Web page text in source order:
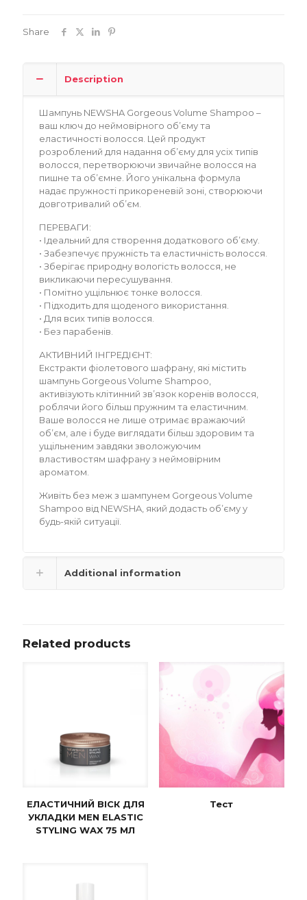
Share
Description
Шампунь NEWSHA Gorgeous Volume Shampoo –
ваш ключ до неймовірного об’єму та
еластичності волосся. Цей продукт
розроблений для надання об’єму для усіх типів
волосся, перетворюючи звичайне волосся на
пишне та обʼємне. Його унікальна формула
надає пружності прикореневій зоні, створюючи
довготривалий об’єм.
ПЕРЕВАГИ:
• Ідеальний для створення додаткового об’єму.
• Забезпечує пружність та еластичність волосся.
• Зберігає природну вологість волосся, не
викликаючи пересушування.
• Помітно ущільнює тонке волосся.
• Підходить для щоденого використання.
• Для всих типів волосся.
• Без парабенів.
АКТИВНИЙ ІНГРЕДІЄНТ:
Екстракти фіолетового шафрану, які містить
шампунь Gorgeous Volume Shampoo,
активізують клітинний зв’язок коренів волосся,
роблячи його більш пружним та еластичним.
Ваше волосся не лише отримає вражаючий
об’єм, але і буде виглядати більш здоровим та
ущільненим завдяки зволожуючим
властивостям шафрану з неймовірним
ароматом.
Живіть без меж з шампунем Gorgeous Volume
Shampoo від NEWSHA, який додасть обʼєму у
будь-якій ситуації.
Additional information
Related products
ЕЛАСТИЧНИЙ ВІСК ДЛЯ
УКЛАДКИ MEN ELASTIC
STYLING WAX 75 МЛ
Тест